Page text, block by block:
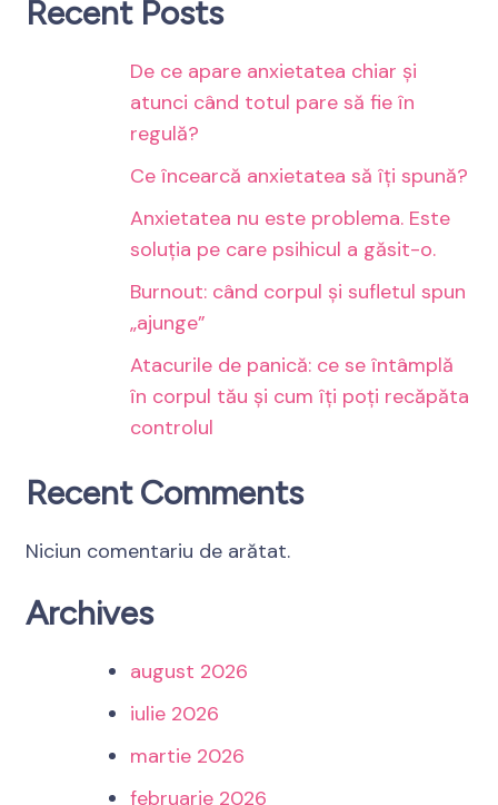
Recent Posts
De ce apare anxietatea chiar și
atunci când totul pare să fie în
regulă?
Ce încearcă anxietatea să îți spună?
Anxietatea nu este problema. Este
soluția pe care psihicul a găsit-o.
Burnout: când corpul și sufletul spun
„ajunge”
Atacurile de panică: ce se întâmplă
în corpul tău și cum îți poți recăpăta
controlul
Recent Comments
Niciun comentariu de arătat.
Archives
august 2026
iulie 2026
martie 2026
februarie 2026